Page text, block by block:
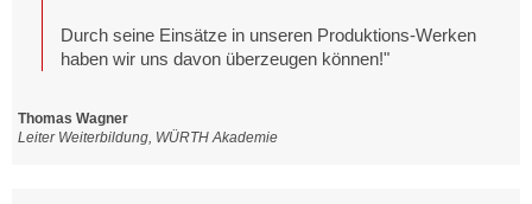
Durch seine Einsätze in unseren Produktions-Werken
haben wir uns davon überzeugen können!"
Thomas Wagner
Leiter Weiterbildung, WÜRTH Akademie